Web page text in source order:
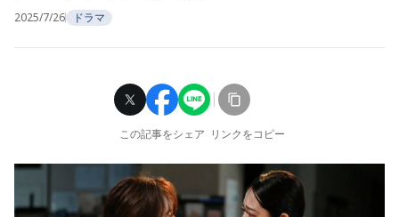
2025/7/26 ドラマ
この記事をシェア リンクをコピー